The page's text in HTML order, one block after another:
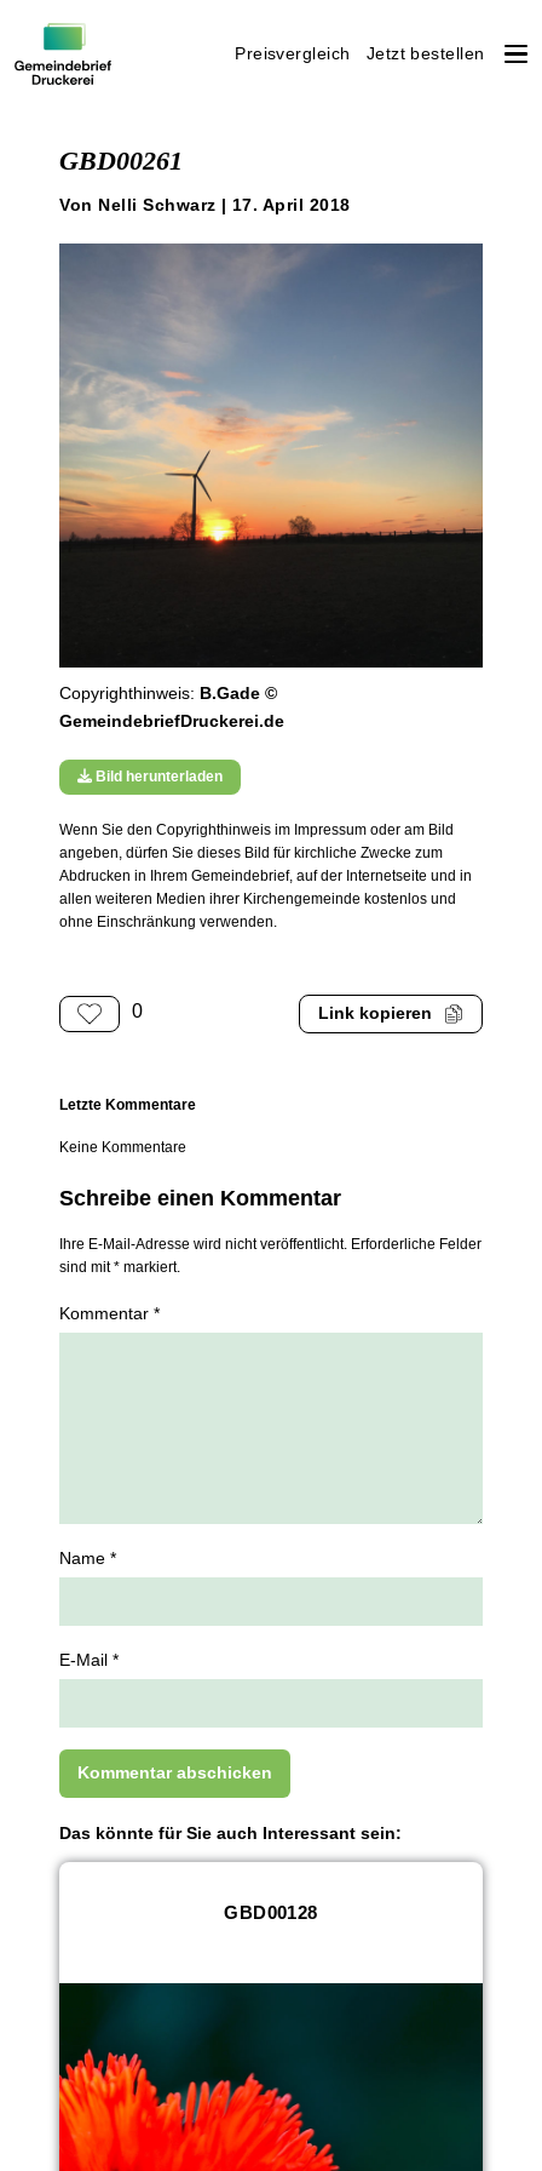
Preisvergleich Jetzt bestellen
GBD00261
Von Nelli Schwarz | 17. April 2018
Copyrighthinweis: B.Gade ©
GemeindebriefDruckerei.de
Bild herunterladen
Wenn Sie den Copyrighthinweis im Impressum oder am Bild
angeben, dürfen Sie dieses Bild für kirchliche Zwecke zum
Abdrucken in Ihrem Gemeindebrief, auf der Internetseite und in
allen weiteren Medien ihrer Kirchengemeinde kostenlos und
ohne Einschränkung verwenden.
0 Link kopieren
Letzte Kommentare
Keine Kommentare
Schreibe einen Kommentar
Ihre E-Mail-Adresse wird nicht veröffentlicht. Erforderliche Felder
sind mit * markiert.
Kommentar *
Name *
E-Mail *
Das könnte für Sie auch Interessant sein:
GBD00128